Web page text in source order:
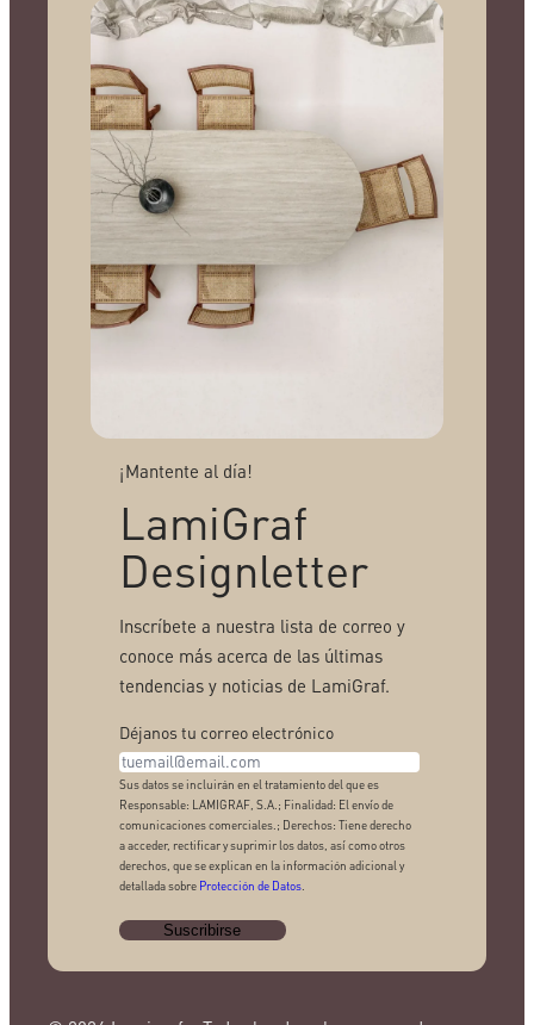
¡Mantente al día!
LamiGraf
Designletter
Inscríbete a nuestra lista de correo y
conoce más acerca de las últimas
tendencias y noticias de LamiGraf.
Déjanos tu correo electrónico
Sus datos se incluirán en el tratamiento del que es
Responsable: LAMIGRAF, S.A.; Finalidad: El envío de
comunicaciones comerciales.; Derechos: Tiene derecho
a acceder, rectificar y suprimir los datos, así como otros
derechos, que se explican en la información adicional y
detallada sobre Protección de Datos.